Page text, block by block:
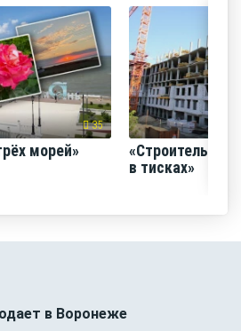
35
морей»
«Строительный
в тисках»
в Воронеже